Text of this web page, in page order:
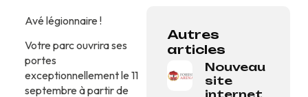
Avé légionnaire !
Votre parc ouvrira ses
portes
exceptionnellement le 11
septembre à partir de
Autres
articles
Nouveau
site
internet